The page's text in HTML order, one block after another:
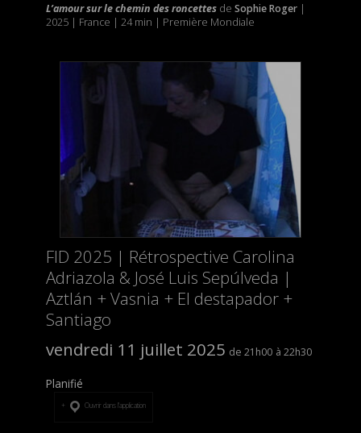
L’amour sur le chemin des roncettesde Sophie Roger|
2025 | France | 24 min | Première Mondiale
FID 2025 | Rétrospective Carolina
Adriazola & José Luis Sepúlveda |
Aztlán + Vasnia + El destapador +
Santiago
vendredi 11 juillet 2025
21h00 22h30
Planifié
Ouvrir dans l’application